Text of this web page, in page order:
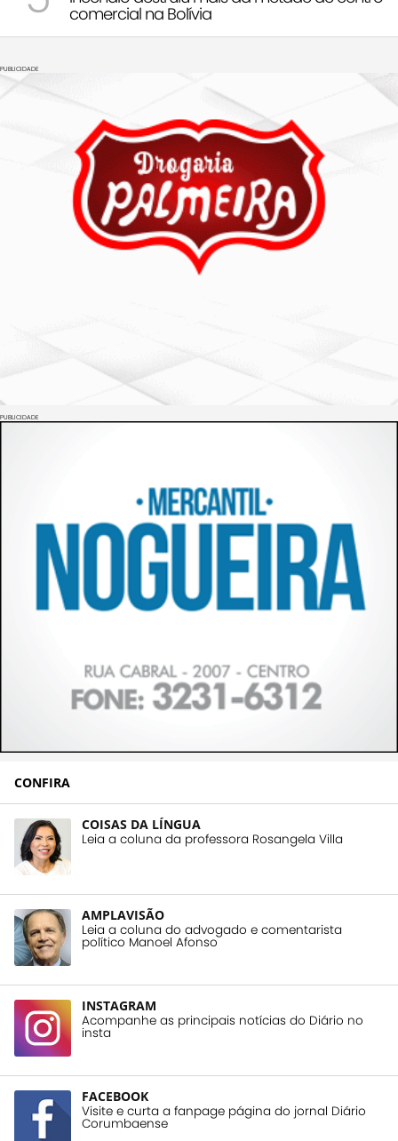
comercial na Bolívia
PUBLICIDADE
PUBLICIDADE
CONFIRA
COISAS DA LÍNGUA
Leia a coluna da professora Rosangela Villa
AMPLAVISÃO
Leia a coluna do advogado e comentarista
político Manoel Afonso
INSTAGRAM
Acompanhe as principais notícias do Diário no
insta
FACEBOOK
Visite e curta a fanpage página do jornal Diário
Corumbaense